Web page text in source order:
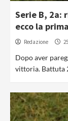
Serie B, 2a:
ecco la
Redazione
Dopo aver
vittoria. Battuta